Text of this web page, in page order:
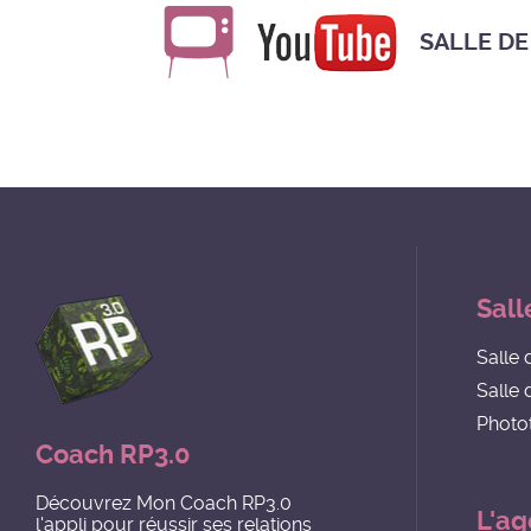
SALLE
Coach RP3.0
Découvrez Mon Coach RP3.0
l'appli pour réussir ses relations
Salle
Salle